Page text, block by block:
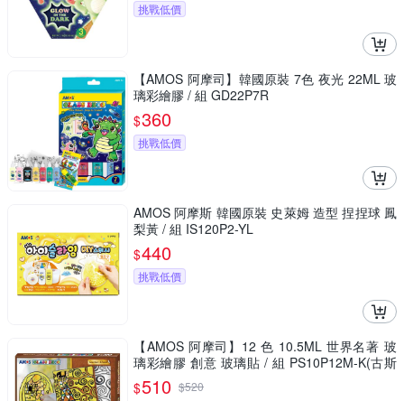
挑戰低價
【AMOS 阿摩司】韓國原裝 7色 夜光 22ML 玻
璃彩繪膠 / 組 GD22P7R
$360
挑戰低價
AMOS 阿摩斯 韓國原裝 史萊姆 造型 捏捏球 鳳
梨黃 / 組 IS120P2-YL
$440
挑戰低價
【AMOS 阿摩司】12 色 10.5ML 世界名著 玻
璃彩繪膠 創意 玻璃貼 / 組 PS10P12M-K(古斯
塔夫·克里姆特)
$510 $520